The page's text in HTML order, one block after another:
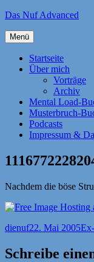
Zum
springen
Das Nuf Advanced
Menü
Startseite
Über mich
Vorträge
Archiv
Mental Load-
Musterbruch-
Podcasts
Impressum &
Nachdem die böse
Autor
dienufVeröffentlicht
22. Mai 2005
Schreibe